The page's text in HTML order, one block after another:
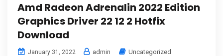
Amd Radeon Adrenalin 2022 Edition
Graphics Driver 22 12 2 Hotfix
Download
January 31, 2022 admin Uncategorized